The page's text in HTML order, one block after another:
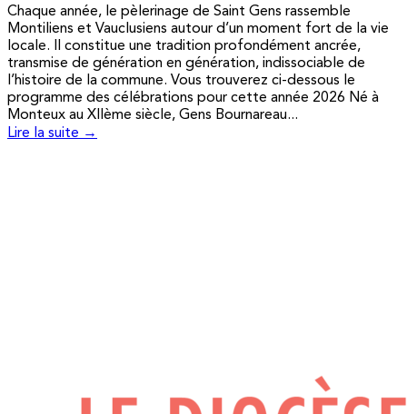
Chaque année, le pèlerinage de Saint Gens rassemble
Montiliens et Vauclusiens autour d’un moment fort de la vie
locale. Il constitue une tradition profondément ancrée,
transmise de génération en génération, indissociable de
l’histoire de la commune. Vous trouverez ci-dessous le
programme des célébrations pour cette année 2026 Né à
Monteux au XIIème siècle, Gens Bournareau...
Lire la suite →